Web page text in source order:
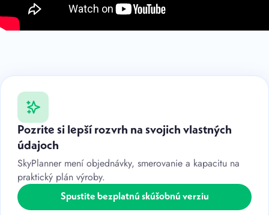
Pozrite si lepší rozvrh na svojich vlastných
údajoch
SkyPlanner mení objednávky, smerovanie a kapacitu na
praktický plán výroby.
Spustite bezplatnú skúšobnú verziu